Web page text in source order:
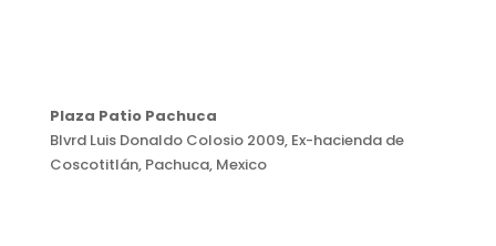
Plaza Patio Pachuca
Blvrd Luis Donaldo Colosio 2009, Ex-hacienda de
Coscotitlán, Pachuca, Mexico